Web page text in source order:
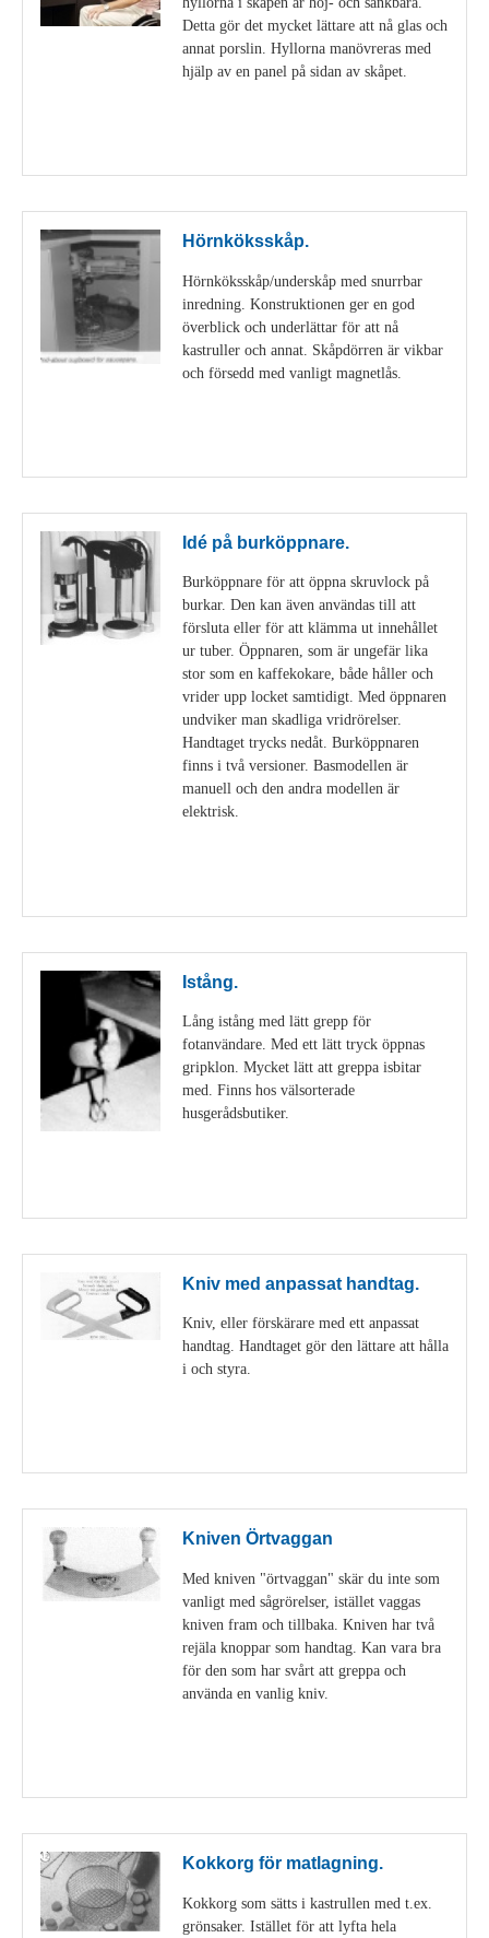
Detta gör det mycket lättare att nå glas och
annat porslin. Hyllorna manövreras med
hjälp av en panel på sidan av skåpet.
Hörnköksskåp.
Hörnköksskåp/underskåp med snurrbar
inredning. Konstruktionen ger en god
överblick och underlättar för att nå
kastruller och annat. Skåpdörren är vikbar
och försedd med vanligt magnetlås.
Idé på burköppnare.
Burköppnare för att öppna skruvlock på
burkar. Den kan även användas till att
försluta eller för att klämma ut innehållet
ur tuber. Öppnaren, som är ungefär lika
stor som en kaffekokare, både håller och
vrider upp locket samtidigt. Med öppnaren
undviker man skadliga vridrörelser.
Handtaget trycks nedåt. Burköppnaren
finns i två versioner. Basmodellen är
manuell och den andra modellen är
elektrisk.
Istång.
Lång istång med lätt grepp för
fotanvändare. Med ett lätt tryck öppnas
gripklon. Mycket lätt att greppa isbitar
med. Finns hos välsorterade
husgerådsbutiker.
Kniv med anpassat handtag.
Kniv, eller förskärare med ett anpassat
handtag. Handtaget gör den lättare att hålla
i och styra.
Kniven Örtvaggan
Med kniven "örtvaggan" skär du inte som
vanligt med sågrörelser, istället vaggas
kniven fram och tillbaka. Kniven har två
rejäla knoppar som handtag. Kan vara bra
för den som har svårt att greppa och
använda en vanlig kniv.
Kokkorg för matlagning.
Kokkorg som sätts i kastrullen med t.ex.
grönsaker. Istället för att lyfta hela